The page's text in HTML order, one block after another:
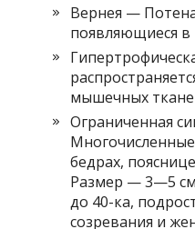
Вернея —
появляющиеся в
мышечных
Ограниченная
бедрах,
Размер — 3—5
до 40-ка,
созревания и